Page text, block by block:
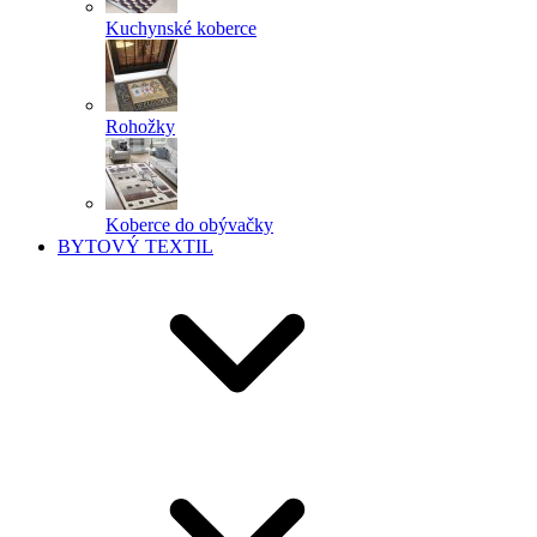
Kuchynské koberce
Rohožky
Koberce do obývačky
BYTOVÝ TEXTIL